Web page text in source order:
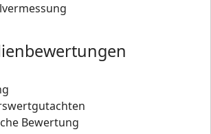
Bewertung